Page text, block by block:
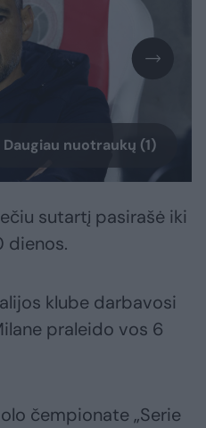
Daugiau nuotraukų (1)
sutartį pasirašė iki
dienos.
klube darbavosi
praleido vos 6
čempionate „Serie